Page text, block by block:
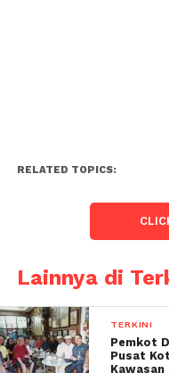
RELATED TOPICS:
Lainnya di
TERKINI
Pemkot
Pusat